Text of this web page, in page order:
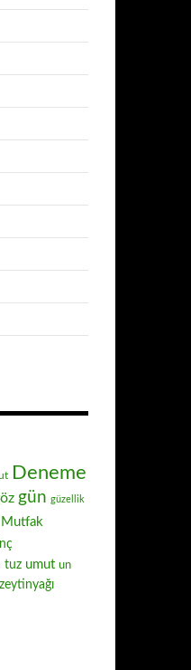
Deneme
gün güzellik
Mutfak
tuz umut un
zeytinyağı